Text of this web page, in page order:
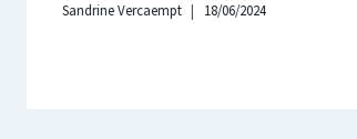
Sandrine Vercaempt 18/06/2024